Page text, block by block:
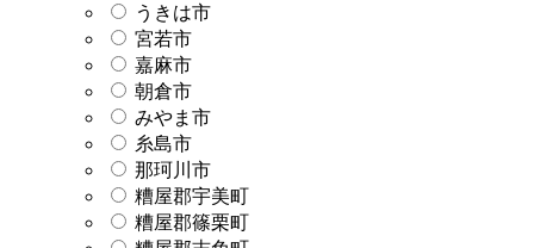
うきは市
宮若市
嘉麻市
朝倉市
みやま市
糸島市
那珂川市
糟屋郡宇美町
糟屋郡篠栗町